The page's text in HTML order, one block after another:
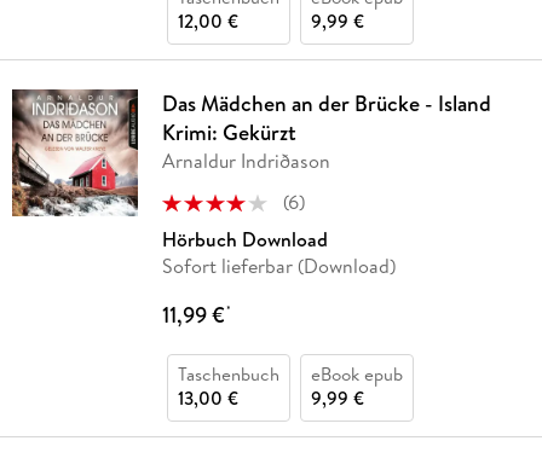
12,00 €
9,99 €
Das Mädchen an der Brücke - Island
Krimi: Gekürzt
Arnaldur Indriðason
(6)
Hörbuch Download
Sofort lieferbar (Download)
11,99 €*
Taschenbuch
13,00 €
eBook epub
9,99 €